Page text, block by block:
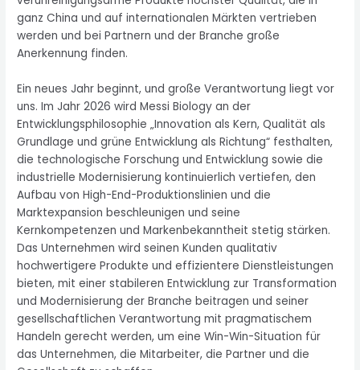
ganz China und auf internationalen Märkten vertrieben
werden und bei Partnern und der Branche große
Anerkennung finden.
Ein neues Jahr beginnt, und große Verantwortung liegt vor
uns. Im Jahr 2026 wird Messi Biology an der
Entwicklungsphilosophie „Innovation als Kern, Qualität als
Grundlage und grüne Entwicklung als Richtung“ festhalten,
die technologische Forschung und Entwicklung sowie die
industrielle Modernisierung kontinuierlich vertiefen, den
Aufbau von High-End-Produktionslinien und die
Marktexpansion beschleunigen und seine
Kernkompetenzen und Markenbekanntheit stetig stärken.
Das Unternehmen wird seinen Kunden qualitativ
hochwertigere Produkte und effizientere Dienstleistungen
bieten, mit einer stabileren Entwicklung zur Transformation
und Modernisierung der Branche beitragen und seiner
gesellschaftlichen Verantwortung mit pragmatischem
Handeln gerecht werden, um eine Win-Win-Situation für
das Unternehmen, die Mitarbeiter, die Partner und die